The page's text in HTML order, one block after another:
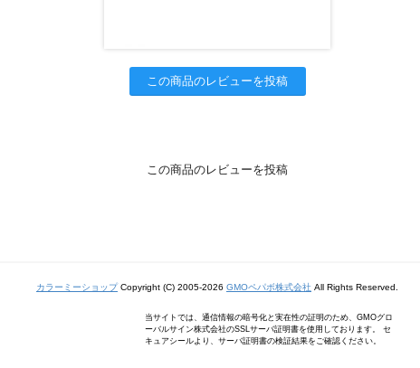
この商品のレビューを投稿
この商品のレビューを投稿
カラーミーショップCopyright (C) 2005-2026 GMOペパボ株式会社 All Rights Reserved.
当サイトでは、通信情報の暗号化と実在性の証明のため、GMOグロ
ーバルサイン株式会社のSSLサーバ証明書を使用しております。 セ
キュアシールより、サーバ証明書の検証結果をご確認ください。